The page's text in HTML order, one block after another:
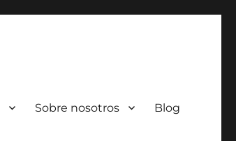
Sobre nosotros Blog